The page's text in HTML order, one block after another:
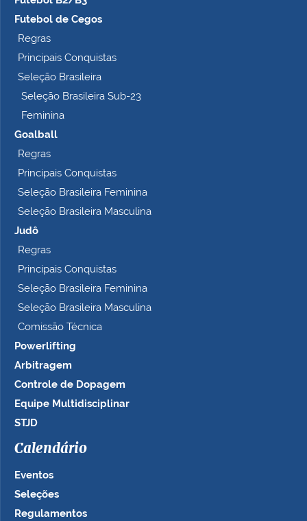
Futebol de Cegos
Regras
Principais Conquistas
Seleção Brasileira
Seleção Brasileira Sub-23
Feminina
Goalball
Regras
Principais Conquistas
Seleção Brasileira Feminina
Seleção Brasileira Masculina
Judô
Regras
Principais Conquistas
Seleção Brasileira Feminina
Seleção Brasileira Masculina
Comissão Técnica
Powerlifting
Arbitragem
Controle de Dopagem
Equipe Multidisciplinar
STJD
Calendário
Eventos
Seleções
Regulamentos